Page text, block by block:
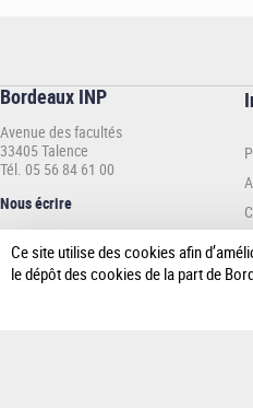
Bordeaux INP
Avenue des facultés
33405 Talence
Tél. 05 56 84 61 00
Nous écrire
Ce site utilise des cookies afin
le dépôt des cookies de la part de